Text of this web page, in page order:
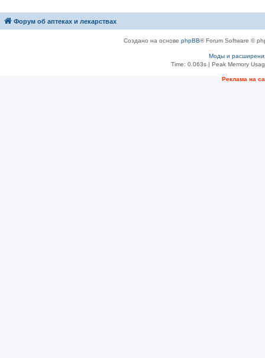
Форум об аптеках и лекарствах
Создано на основе phpBB® Forum Software ©
Моды и
Time: 0.063s| Peak Memory
Рeклама на